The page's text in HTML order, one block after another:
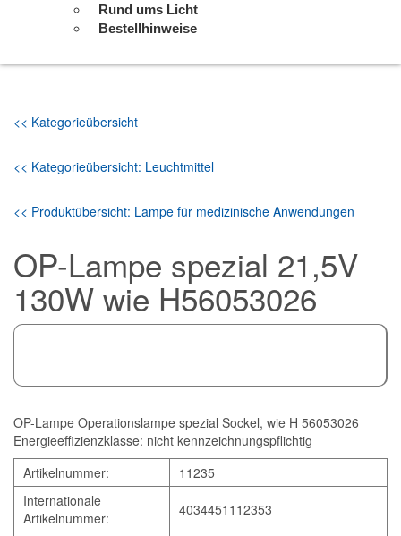
Rund ums Licht
Bestellhinweise
<< Kategorieübersicht
<< Kategorieübersicht: Leuchtmittel
<< Produktübersicht: Lampe für medizinische Anwendungen
OP-Lampe spezial 21,5V
130W wie H56053026
OP-Lampe Operationslampe spezial Sockel, wie H 56053026
Energieeffizienzklasse: nicht kennzeichnungspflichtig
Artikelnummer:
11235
Internationale
Artikelnummer:
4034451112353